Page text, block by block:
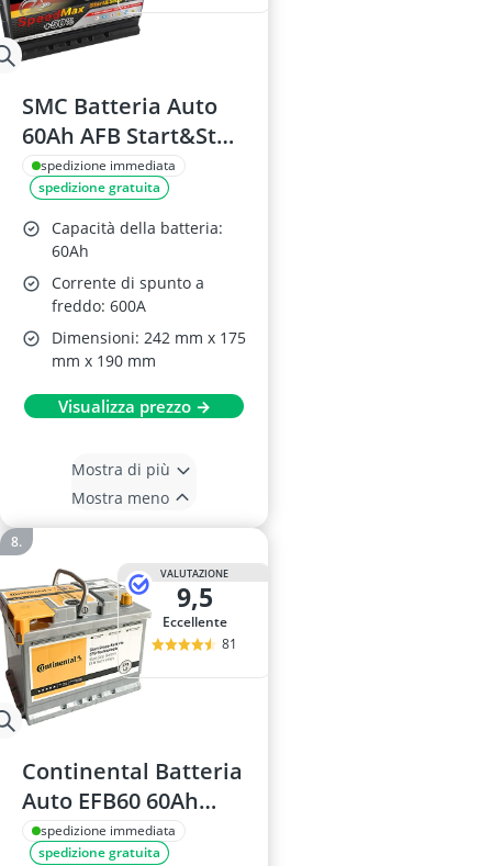
SMC Batteria Auto
60Ah AFB Start&Stop
12v L2
spedizione immediata
spedizione gratuita
Capacità della batteria:
60Ah
Corrente di spunto a
freddo: 600A
Dimensioni: 242 mm x 175
mm x 190 mm
Visualizza prezzo →
Mostra di più
Mostra meno
VALUTAZIONE
9,5
Eccellente
81
Continental Batteria
Auto EFB60 60Ah
560A Start&Stop
spedizione immediata
spedizione gratuita